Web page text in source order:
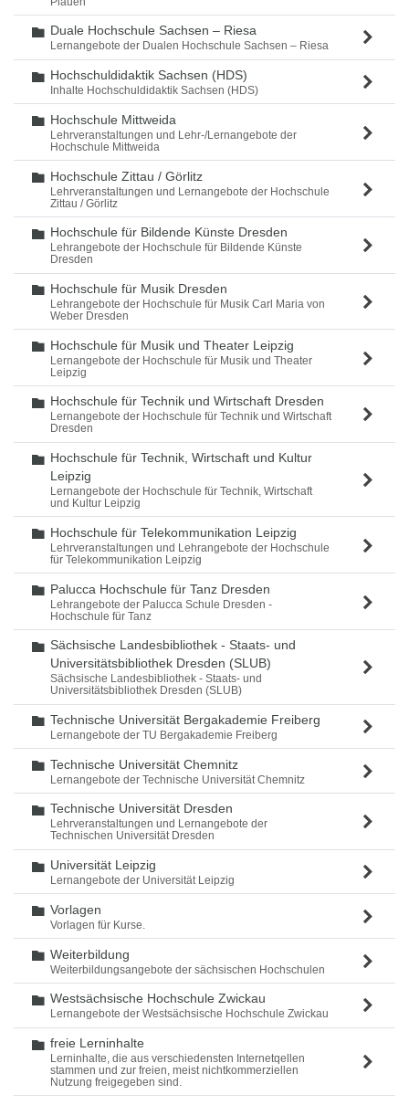
Ordner
Duale Hochschule Sachsen – Riesa
Lernangebote der Dualen Hochschule Sachsen – Riesa
Ordner
Hochschuldidaktik Sachsen (HDS)
Inhalte Hochschuldidaktik Sachsen (HDS)
Ordner
Hochschule Mittweida
Lehrveranstaltungen und Lehr-/Lernangebote der
Hochschule Mittweida
Ordner
Hochschule Zittau / Görlitz
Lehrveranstaltungen und Lernangebote der Hochschule
Zittau / Görlitz
Ordner
Hochschule für Bildende Künste Dresden
Lehrangebote der Hochschule für Bildende Künste
Dresden
Ordner
Hochschule für Musik Dresden
Lehrangebote der Hochschule für Musik Carl Maria von
Weber Dresden
Ordner
Hochschule für Musik und Theater Leipzig
Lernangebote der Hochschule für Musik und Theater
Leipzig
Ordner
Hochschule für Technik und Wirtschaft Dresden
Lernangebote der Hochschule für Technik und Wirtschaft
Dresden
Ordner
Hochschule für Technik, Wirtschaft und Kultur
Leipzig
Lernangebote der Hochschule für Technik, Wirtschaft
und Kultur Leipzig
Ordner
Hochschule für Telekommunikation Leipzig
Lehrveranstaltungen und Lehrangebote der Hochschule
für Telekommunikation Leipzig
Ordner
Palucca Hochschule für Tanz Dresden
Lehrangebote der Palucca Schule Dresden -
Hochschule für Tanz
Ordner
Sächsische Landesbibliothek - Staats- und
Universitätsbibliothek Dresden (SLUB)
Sächsische Landesbibliothek - Staats- und
Universitätsbibliothek Dresden (SLUB)
Ordner
Technische Universität Bergakademie Freiberg
Lernangebote der TU Bergakademie Freiberg
Ordner
Technische Universität Chemnitz
Lernangebote der Technische Universität Chemnitz
Ordner
Technische Universität Dresden
Lehrveranstaltungen und Lernangebote der
Technischen Universität Dresden
Ordner
Universität Leipzig
Lernangebote der Universität Leipzig
Ordner
Vorlagen
Vorlagen für Kurse.
Ordner
Weiterbildung
Weiterbildungsangebote der sächsischen Hochschulen
Ordner
Westsächsische Hochschule Zwickau
Lernangebote der Westsächsische Hochschule Zwickau
Ordner
freie Lerninhalte
Lerninhalte, die aus verschiedensten Internetqellen
stammen und zur freien, meist nichtkommerziellen
Nutzung freigegeben sind.